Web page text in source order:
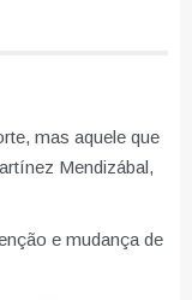
mas aquele que
Mendizábal,
e mudança de